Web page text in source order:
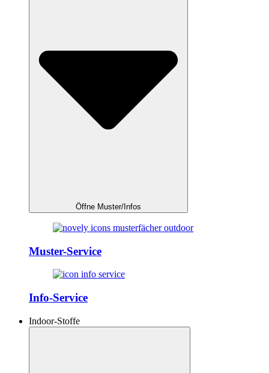
Öffne Muster/Infos
Muster-Service
Info-Service
Indoor-Stoffe